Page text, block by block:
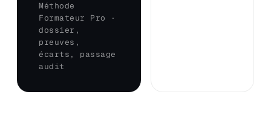
Méthode
Formateur Pro ·
dossier,
preuves,
écarts, passage
audit